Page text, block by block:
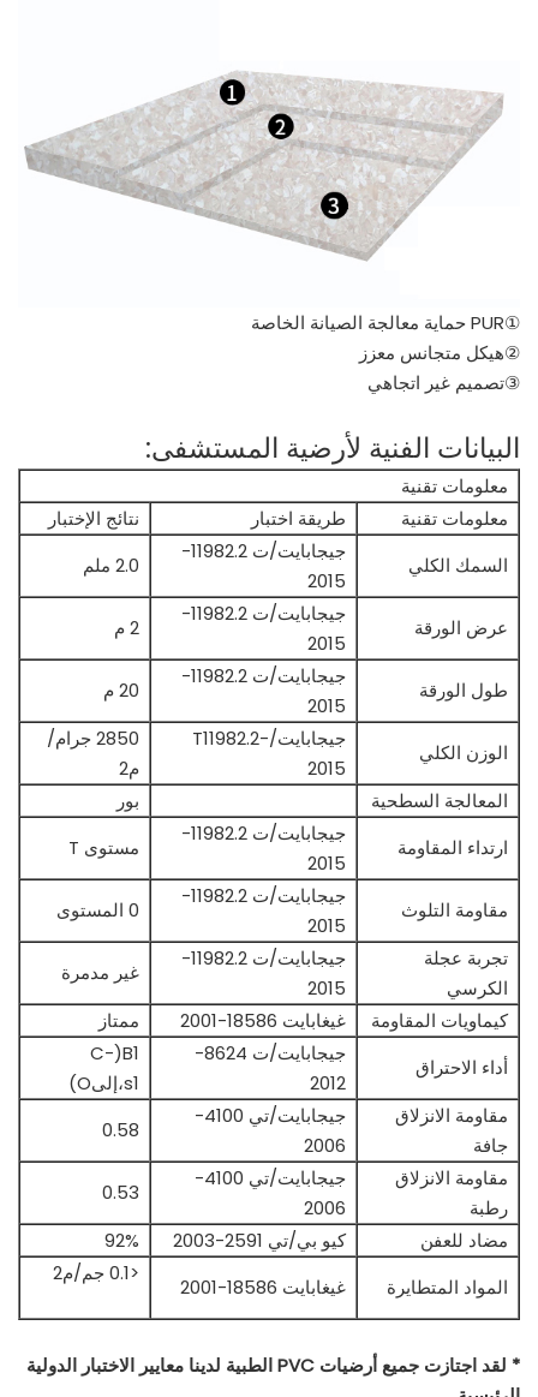
①PUR حماية معالجة الصيانة الخاصة
②هيكل متجانس معزز
③تصميم غير اتجاهي
البيانات الفنية لأرضية المستشفى:
معلومات تقنية
معلومات تقنية
طريقة اختبار
نتائج الإختبار
السمك الكلي
جيجابايت/ت 11982.2-
2015
2.0 ملم
عرض الورقة
جيجابايت/ت 11982.2-
2015
2 م
طول الورقة
جيجابايت/ت 11982.2-
2015
20 م
الوزن الكلي
جيجابايت/T11982.2-
2015
2850 جرام/
م2
المعالجة السطحية
بور
ارتداء المقاومة
جيجابايت/ت 11982.2-
2015
مستوى T
مقاومة التلوث
جيجابايت/ت 11982.2-
2015
0 المستوى
تجربة عجلة
الكرسي
جيجابايت/ت 11982.2-
2015
غير مدمرة
كيماويات المقاومة
غيغابايت 18586-2001
ممتاز
أداء الاحتراق
جيجابايت/ت 8624-
2012
B1(C-
s1،إلىO)
مقاومة الانزلاق
جافة
جيجابايت/تي 4100-
2006
0.58
مقاومة الانزلاق
رطبة
جيجابايت/تي 4100-
2006
0.53
مضاد للعفن
كيو بي/تي 2591-2003
92%
المواد المتطايرة
غيغابايت 18586-2001
<0.1 جم/م2
* لقد اجتازت جميع أرضيات PVC الطبية لدينا معايير الاختبار الدولية